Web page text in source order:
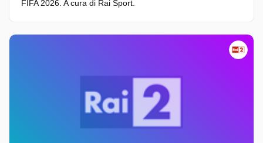
FIFA 2026. A cura di Rai Sport.